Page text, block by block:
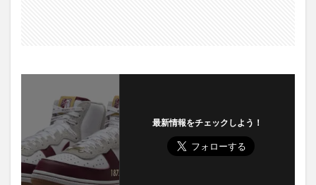
最新情報をチェックしよう！